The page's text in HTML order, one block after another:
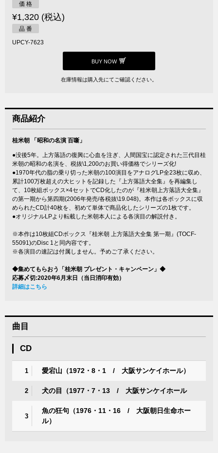
価 格
¥1,320 (税込)
品 番
UPCY-7623
BUY NOW
在庫情報は購入先にてご確認ください。
商品紹介
桂米朝 「昭和の名演 百噺」
●没後5年。上方落語の復興に心血を注ぎ、人間国宝に認定された三代目桂
米朝の昭和の名演を、税抜\1,200のお買い得価格でシリーズ化!
●1970年代の脂の乗り切った米朝の100演目をアナログLP全23枚に収め、
累計100万枚超えの大ヒットを記録した『上方落語大全集』を再編集し
て、10枚組ボックス×4セットでCD化したのが『桂米朝上方落語大全集』
の第一期から第四期(2006年発売/各税抜\19.048)。本作は各ボックスに収
められたCD計40枚を、初めて単体で商品化したシリーズの1枚です。
●オリジナルLPより転載した米朝本人による各演目の解説付き。
※本作は10枚組CDボックス『桂米朝 上方落語大全集 第一期』(TOCF-
55091)のDisc 1と同内容です。
※各演目の速記は付属しません。予めご了承ください。
◆集めてもらおう「桂米朝 プレゼント・キャンペーン」◆
応募〆切:2020年6月末日（当日消印有効）
詳細はこちら
曲目
CD
1 愛宕山（1972・8・1 / 大阪サンケイホール）
2 犬の目（1977・7・13 / 大阪サンケイホール
3
魚の狂句（1976・11・16 / 大阪朝日生命ホー
ル）